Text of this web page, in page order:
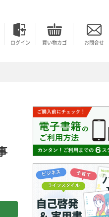
ログイン 買い物カゴ お問合せ